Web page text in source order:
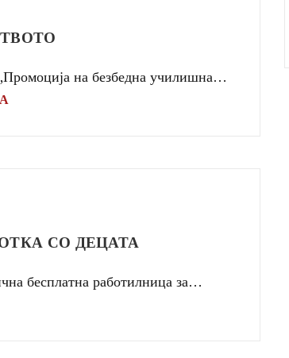
на безбедна училишна…
СО ДЕЦАТА
бесплатна работилница за…